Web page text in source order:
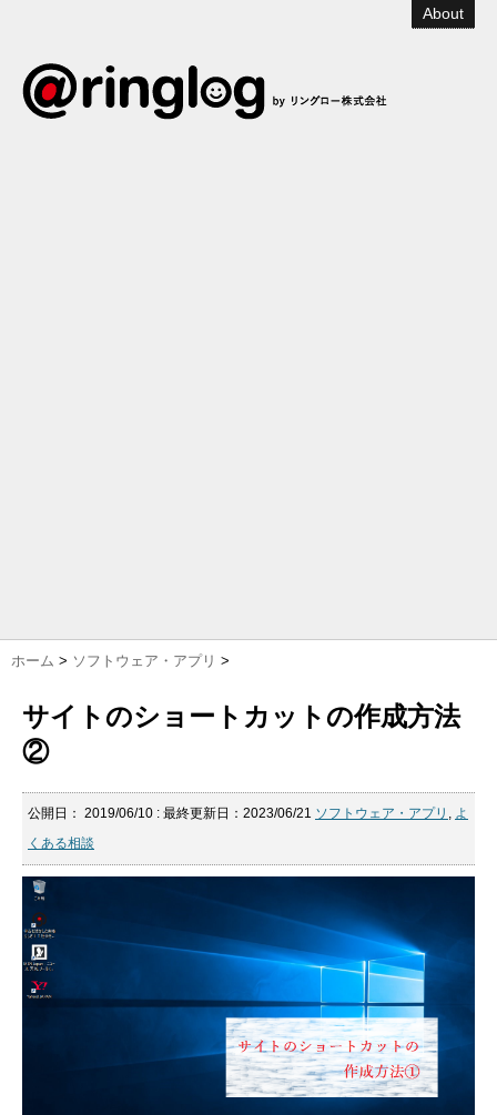
About
ホーム > ソフトウェア・アプリ >
サイトのショートカットの作成方法
②
公開日： 2019/06/10 : 最終更新日：2023/06/21 ソフトウェア・アプリ , よ
くある相談